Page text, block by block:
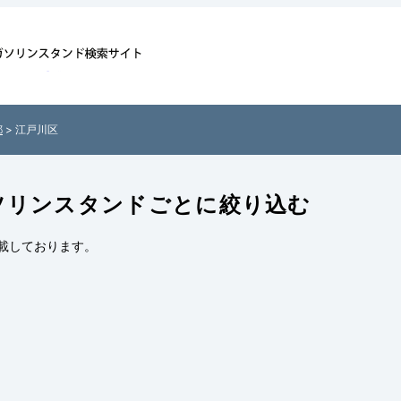
付きでご紹
索サイト「ガ
> 江戸川区
ンスタンドごとに絞り込む
ております。